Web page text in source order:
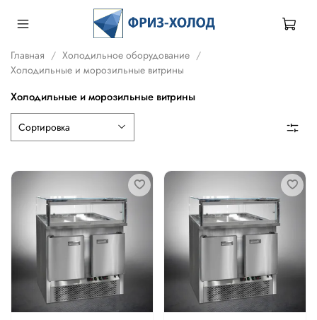
Главная
Холодильное оборудование
Холодильные и морозильные витрины
Холодильные и морозильные витрины